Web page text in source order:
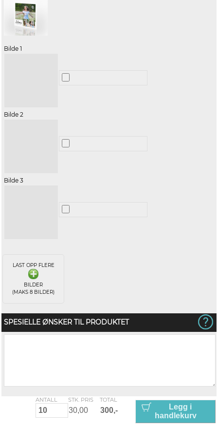
Bilde 1
Bilde 2
Bilde 3
LAST OPP FLERE
BILDER
(MAKS 8 BILDER)
SPESIELLE ØNSKER TIL PRODUKTET
ANTALL STK. PRIS TOTAL
Legg i
handlekurv